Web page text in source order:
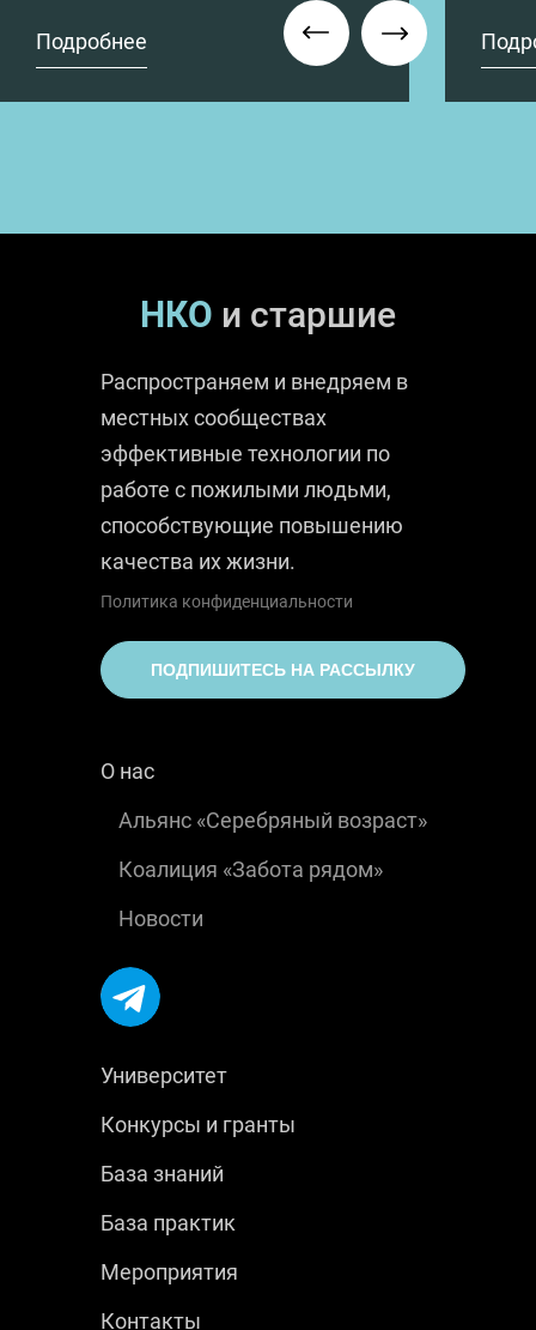
Подробнее
НКО и старшие
Распространяем и внедряем в
местных сообществах
эффективные технологии по
работе с пожилыми людьми,
способствующие повышению
качества их жизни.
Политика конфиденциальности
ПОДПИШИТЕСЬ НА РАССЫЛКУ
О нас
Альянс «Серебряный возраст»
Коалиция «Забота рядом»
Новости
Университет
Конкурсы и гранты
База знаний
База практик
Мероприятия
Контакты